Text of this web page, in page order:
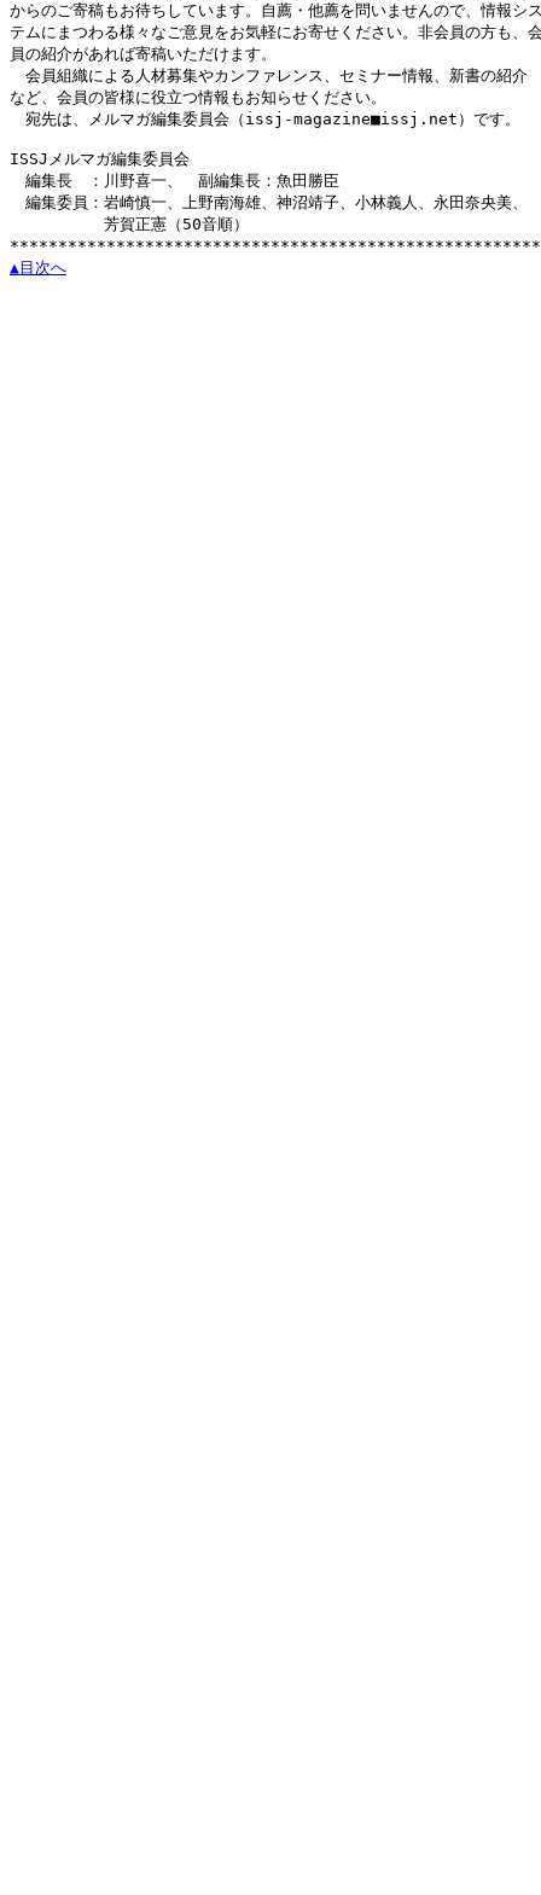
からのご寄稿もお待ちしています。自薦・他薦を問いませんので、情報シ
テムにまつわる様々なご意見をお気軽にお寄せください。非会員の方も、
員の紹介があれば寄稿いただけます。
会員組織による人材募集やカンファレンス、セミナー情報、新書の紹介
など、会員の皆様に役立つ情報もお知らせください。
宛先は、メルマガ編集委員会（issj-magazine■issj.net）です。
ISSJメルマガ編集委員会
編集長　：川野喜一、　副編集長：魚田勝臣
編集委員：岩崎慎一、上野南海雄、神沼靖子、小林義人、永田奈央美、
芳賀正憲（50音順）
▲目次へ